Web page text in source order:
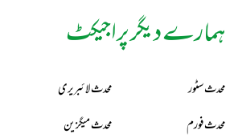
ہمارے دیگر پراجیکٹ
محدث سٹور محدث لائبریری
محدث فورم
محدث میگزین